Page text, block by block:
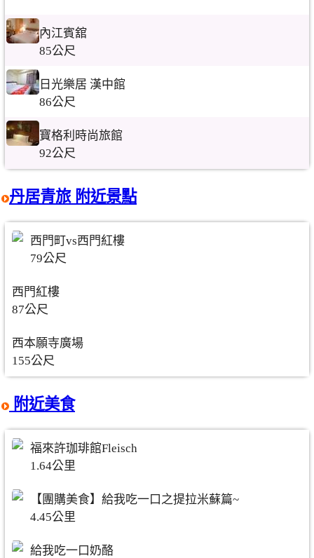
內江賓舘
85公尺
日光樂居 漢中館
86公尺
寶格利時尚旅館
92公尺
丹居青旅 附近景點
西門町vs西門紅樓
79公尺
西門紅樓
87公尺
西本願寺廣場
155公尺
附近美食
福來許珈琲館Fleisch
1.64公里
【團購美食】給我吃一口之提拉米蘇篇~
4.45公里
給我吃一口奶酪